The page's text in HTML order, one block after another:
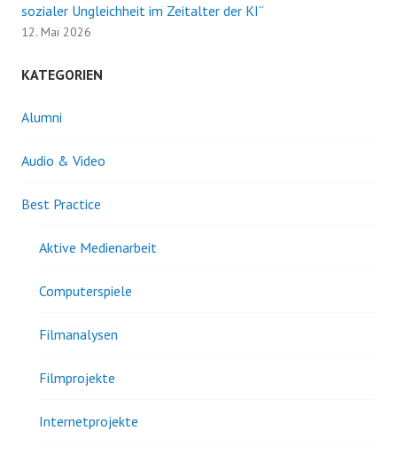
sozialer Ungleichheit im Zeitalter der KI“
12. Mai 2026
KATEGORIEN
Alumni
Audio & Video
Best Practice
Aktive Medienarbeit
Computerspiele
Filmanalysen
Filmprojekte
Internetprojekte